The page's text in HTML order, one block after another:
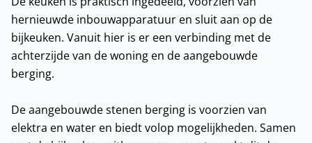
hernieuwde inbouwapparatuur en sluit aan op de
bijkeuken. Vanuit hier is er een verbinding met de
achterzijde van de woning en de aangebouwde
berging.
De aangebouwde stenen berging is voorzien van
elektra en water en biedt volop mogelijkheden. Samen